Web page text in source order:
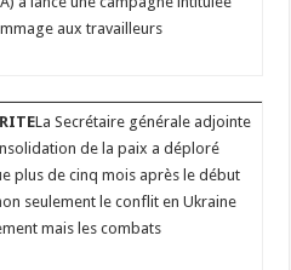
aux travailleurs
La Secrétaire générale adjointe
de la paix a déploré
plus de cinq mois après le début
seulement le conflit en Ukraine
mais les combats